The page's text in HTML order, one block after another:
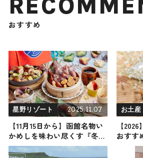
おすすめ
星野リゾート 2025.11.07
【11月15日から】函館名物い
かめしを味わい尽くす『冬の
イカまつり』開催！ 「いか
めしアイス」に「いかめしカ
お土産
【
おすす
から
産・